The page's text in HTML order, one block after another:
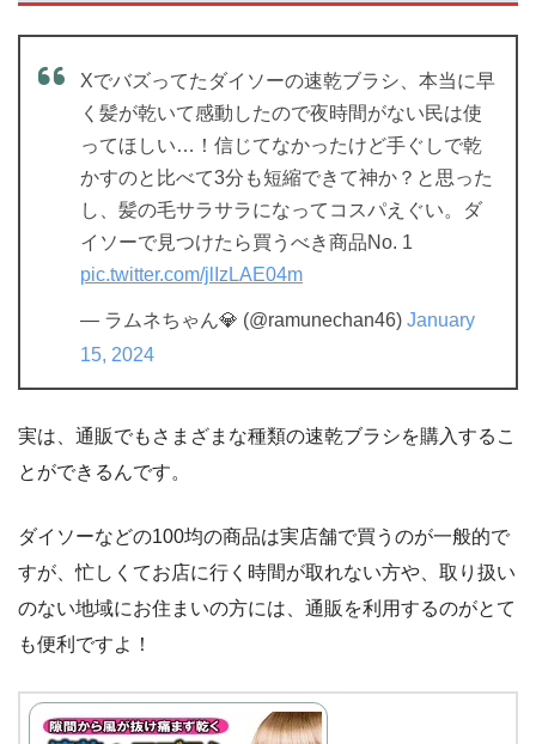
Xでバズってたダイソーの速乾ブラシ、本当に早
く髪が乾いて感動したので夜時間がない民は使
ってほしい…！信じてなかったけど手ぐしで乾
かすのと比べて3分も短縮できて神か？と思った
し、髪の毛サラサラになってコスパえぐい。ダ
イソーで見つけたら買うべき商品No. 1
pic.twitter.com/jlIzLAE04m
— ラムネちゃん💎 (@ramunechan46) January
15, 2024
実は、通販でもさまざまな種類の速乾ブラシを購入するこ
とができるんです。
ダイソーなどの100均の商品は実店舗で買うのが一般的で
すが、忙しくてお店に行く時間が取れない方や、取り扱い
のない地域にお住まいの方には、通販を利用するのがとて
も便利ですよ！